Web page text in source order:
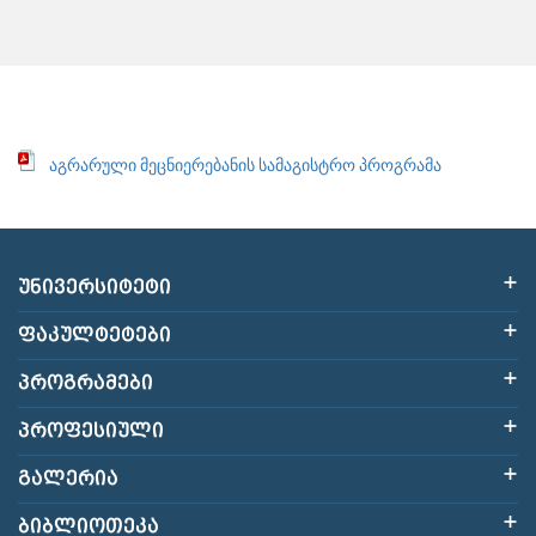
აგრარული მეცნიერებანის სამაგისტრო პროგრამა
ᲣᲜᲘᲕᲔᲠᲡᲘᲢᲔᲢᲘ
ᲤᲐᲙᲣᲚᲢᲔᲢᲔᲑᲘ
ᲞᲠᲝᲒᲠᲐᲛᲔᲑᲘ
ᲞᲠᲝᲤᲔᲡᲘᲣᲚᲘ
ᲒᲐᲚᲔᲠᲘᲐ
ᲑᲘᲑᲚᲘᲝᲗᲔᲙᲐ